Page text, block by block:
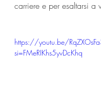
carriere e per esaltarsi a
https://youtu.be/
si=FMeRIKhs5yvDcKhq